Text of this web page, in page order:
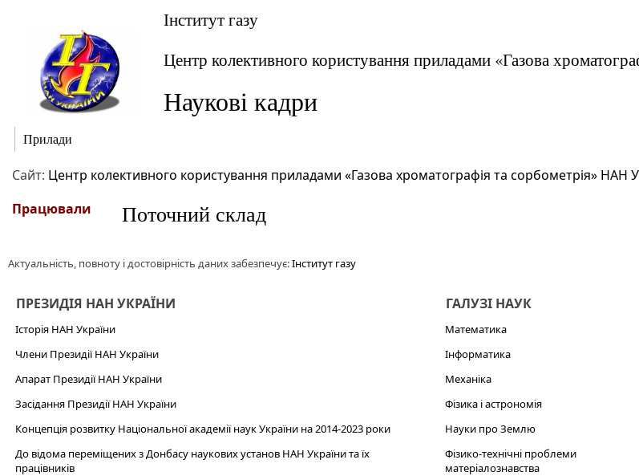
Інститут газу
Центр колективного користування приладами «Газова
Наукові кадри
Прилади
Сайт: Центр колективного користування приладами «Газова хроматографія та сорбометрія» НАН
Працювали
Поточний склад
Актуальність, повноту і достовірність даних забезпечує:Інститут газу
ПРЕЗИДІЯ НАН УКРАЇНИ
Історія НАН України
Члени Президії НАН України
Апарат Президії НАН України
Засідання Президії НАН України
Концепція розвитку Національної академії наук України на 2014-2023 роки
До відома переміщених з Донбасу наукових установ НАН України та їх
працівників
ГАЛУЗІ НАУК
Математика
Інформатика
Механіка
Фізика і астрономія
Науки про Землю
Фізико-технічні проблеми
матеріалознавства